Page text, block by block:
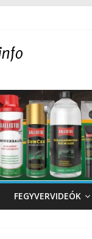
FEGYVERVIDEÓK